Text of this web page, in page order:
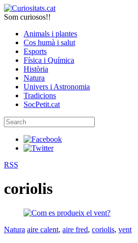
Som curiosos!!
Animals i plantes
Cos humà i salut
Esports
Física i Química
Història
Natura
Univers i Astronomia
Tradicions
SocPetit.cat
RSS
coriolis
Natura aire calent, aire fred, coriolis, vent